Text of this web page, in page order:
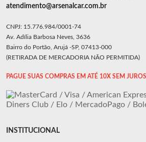
atendimento@arsenalcar.com.br
CNPJ: 15.776.984/0001-74
Av. Adília Barbosa Neves, 3636
Bairro do Portão, Arujá -SP, 07413-000
(RETIRADA DE MERCADORIA NÃO PERMITIDA)
PAGUE SUAS COMPRAS EM ATÉ 10X SEM JUROS
INSTITUCIONAL